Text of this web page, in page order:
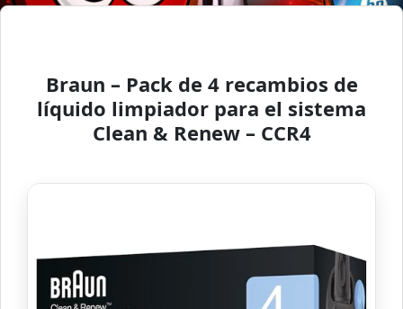
Braun – Pack de 4 recambios de
líquido limpiador para el sistema
Clean & Renew – CCR4